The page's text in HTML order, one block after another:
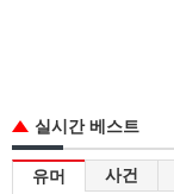
실시간 베스트
유머 사건